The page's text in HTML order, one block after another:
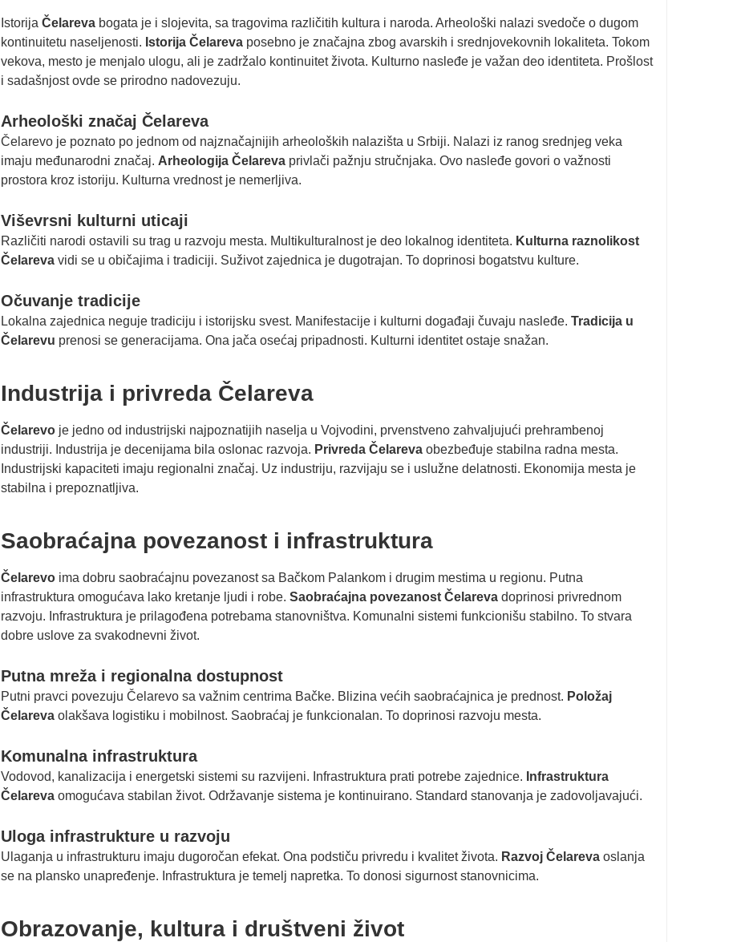
Istorija Čelarevabogata je i slojevita, sa tragovima različitih kultura i naroda. Arheološki nalazi svedoče o dugom
kontinuitetu naseljenosti. Istorija Čelarevaposebno je značajna zbog avarskih i srednjovekovnih lokaliteta. Tokom
vekova, mesto je menjalo ulogu, ali je zadržalo kontinuitet života. Kulturno nasleđe je važan deo identiteta. Prošlost
i sadašnjost ovde se prirodno nadovezuju.
Arheološki značaj Čelareva
Čelarevo je poznato po jednom od najznačajnijih arheoloških nalazišta u Srbiji. Nalazi iz ranog srednjeg veka
imaju međunarodni značaj. Arheologija Čelarevaprivlači pažnju stručnjaka. Ovo nasleđe govori o važnosti
prostora kroz istoriju. Kulturna vrednost je nemerljiva.
Viševrsni kulturni uticaji
Različiti narodi ostavili su trag u razvoju mesta. Multikulturalnost je deo lokalnog identiteta. Kulturna raznolikost
Čelarevavidi se u običajima i tradiciji. Suživot zajednica je dugotrajan. To doprinosi bogatstvu kulture.
Očuvanje tradicije
Lokalna zajednica neguje tradiciju i istorijsku svest. Manifestacije i kulturni događaji čuvaju nasleđe. Tradicija u
Čelarevu prenosi se generacijama. Ona jača osećaj pripadnosti. Kulturni identitet ostaje snažan.
Industrija i privreda Čelareva
Čelarevoje jedno od industrijski najpoznatijih naselja u Vojvodini, prvenstveno zahvaljujući prehrambenoj
industriji. Industrija je decenijama bila oslonac razvoja. Privreda Čelarevaobezbeđuje stabilna radna mesta.
Industrijski kapaciteti imaju regionalni značaj. Uz industriju, razvijaju se i uslužne delatnosti. Ekonomija mesta je
stabilna i prepoznatljiva.
Saobraćajna povezanost i infrastruktura
Čelarevoima dobru saobraćajnu povezanost sa Bačkom Palankom i drugim mestima u regionu. Putna
infrastruktura omogućava lako kretanje ljudi i robe. Saobraćajna povezanost Čelarevadoprinosi privrednom
razvoju. Infrastruktura je prilagođena potrebama stanovništva. Komunalni sistemi funkcionišu stabilno. To stvara
dobre uslove za svakodnevni život.
Putna mreža i regionalna dostupnost
Putni pravci povezuju Čelarevo sa važnim centrima Bačke. Blizina većih saobraćajnica je prednost. Položaj
Čelarevaolakšava logistiku i mobilnost. Saobraćaj je funkcionalan. To doprinosi razvoju mesta.
Komunalna infrastruktura
Vodovod, kanalizacija i energetski sistemi su razvijeni. Infrastruktura prati potrebe zajednice. Infrastruktura
Čelarevaomogućava stabilan život. Održavanje sistema je kontinuirano. Standard stanovanja je zadovoljavajući.
Uloga infrastrukture u razvoju
Ulaganja u infrastrukturu imaju dugoročan efekat. Ona podstiču privredu i kvalitet života. Razvoj Čelarevaoslanja
se na plansko unapređenje. Infrastruktura je temelj napretka. To donosi sigurnost stanovnicima.
Obrazovanje, kultura i društveni život